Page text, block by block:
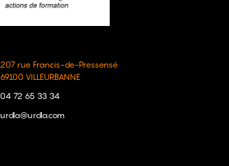
207 rue Francis-de-Pressensé
69100 VILLEURBANNE
04 72 65 33 34
urdla@urdla.com